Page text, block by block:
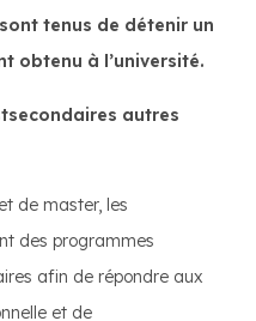
tenus de détenir un
obtenu à l’université.
autres
de master, les
des programmes
afin de répondre aux
et de